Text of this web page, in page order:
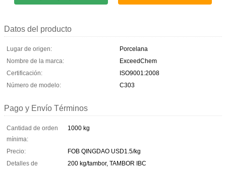
Datos del producto
Lugar de origen:
Porcelana
Nombre de la marca:
ExceedChem
Certificación:
ISO9001:2008
Número de modelo:
C303
Pago y Envío Términos
Cantidad de orden
mínima:
1000 kg
Precio:
FOB QINGDAO USD1.5/kg
Detalles de
200 kg/tambor, TAMBOR IBC